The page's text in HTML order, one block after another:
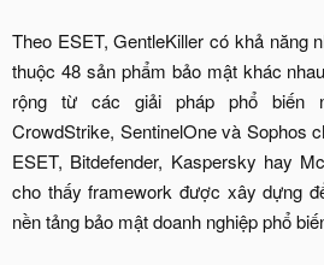
Theo ESET, GentleKiller có khả năng
thuộc 48 sản phẩm bảo mật khác
rộng từ các giải pháp phổ biến
CrowdStrike, SentinelOne và Sophos
ESET, Bitdefender, Kaspersky hay
cho thấy framework được xây dựng
nền tảng bảo mật doanh nghiệp phổ